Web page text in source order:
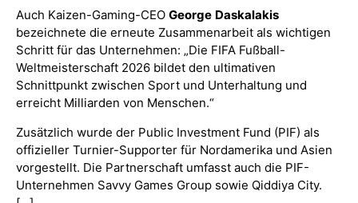
Auch Kaizen-Gaming-CEO George Daskalakis
bezeichnete die erneute Zusammenarbeit als wichtigen
Schritt für das Unternehmen: „Die FIFA Fußball-
Weltmeisterschaft 2026 bildet den ultimativen
Schnittpunkt zwischen Sport und Unterhaltung und
erreicht Milliarden von Menschen.“
Zusätzlich wurde der Public Investment Fund (PIF) als
offizieller Turnier-Supporter für Nordamerika und Asien
vorgestellt. Die Partnerschaft umfasst auch die PIF-
Unternehmen Savvy Games Group sowie Qiddiya City.